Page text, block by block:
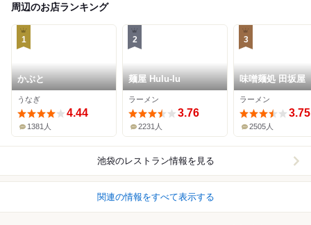
周辺のお店ランキング
1
かぶと
うなぎ
4.44
1381人
2
麺屋 Hulu-lu
ラーメン
3.76
2231人
3
味噌麺処 田坂屋
ラーメン
3.75
2505人
池袋のレストラン情報を見る
関連の情報をすべて表示する